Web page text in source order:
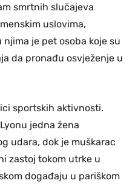
smrtnih slučajeva
uslovima,
je pet osoba koje su
da pronađu osvježenje u
sportskih aktivnosti.
jedna žena
udara, dok je muškarac
zastoj tokom utrke u
događaju u pariškom